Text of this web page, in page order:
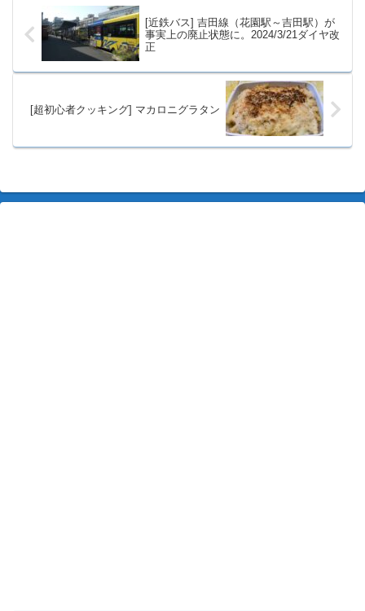
[近鉄バス] 吉田線（花園駅～吉田駅）が
事実上の廃止状態に。2024/3/21ダイヤ改
正
[超初心者クッキング] マカロニグラタン